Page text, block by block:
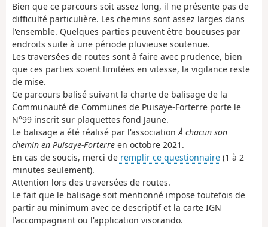
Bien que ce parcours soit assez long, il ne présente pas de
difficulté particulière. Les chemins sont assez larges dans
l'ensemble. Quelques parties peuvent être boueuses par
endroits suite à une période pluvieuse soutenue.
Les traversées de routes sont à faire avec prudence, bien
que ces parties soient limitées en vitesse, la vigilance reste
de mise.
Ce parcours balisé suivant la charte de balisage de la
Communauté de Communes de Puisaye-Forterre porte le
N°99 inscrit sur plaquettes fond Jaune.
Le balisage a été réalisé par l'associationÀ chacun son
chemin en Puisaye-Forterre en octobre 2021.
En cas de soucis, merci de remplir ce questionnaire (1 à 2
minutes seulement).
Attention lors des traversées de routes.
Le fait que le balisage soit mentionné impose toutefois de
partir au minimum avec ce descriptif et la carte IGN
l'accompagnant ou l'application visorando.